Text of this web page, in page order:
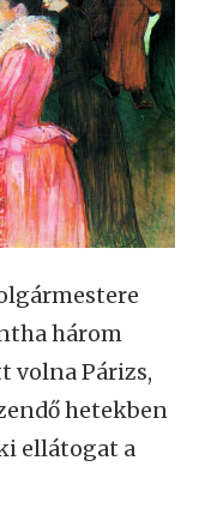
három
volna Párizs,
hetekben
ellátogat a